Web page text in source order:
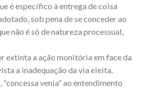
é específico à entrega de coisa
sob pena de se conceder ao
não é só de natureza processual,
extinta a ação monitória em face da
a inadequação da via eleita.
venia” ao entendimento